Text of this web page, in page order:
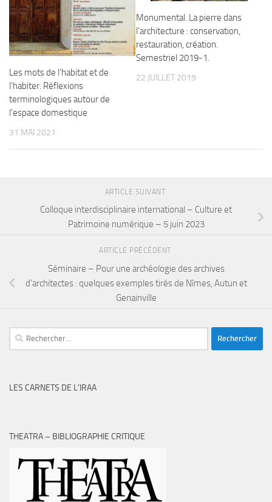
Les mots de l’habitat et de
l’habiter. Réflexions
terminologiques autour de
l’espace domestique
31 MAI 2021
Monumental. La pierre dans
l’architecture : conservation,
restauration, création.
Semestriel 2019-1.
22 JUILLET 2019
ARTICLE SUIVANT
Colloque interdisciplinaire international – Culture et
Patrimoine numérique – 5 juin 2023
ARTICLE PRÉCÉDENT
Séminaire – Pour une archéologie des archives
d’architectes : quelques exemples tirés de Nîmes, Autun et
Genainville
Rechercher :
LES CARNETS DE L’IRAA
THEATRA – BIBLIOGRAPHIE CRITIQUE